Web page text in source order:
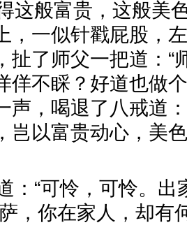
这般富贵，这般美
，一似针戳屁股，
扯了师父一把道：“
佯不睬？好道也做
声，喝退了八戒道
岂以富贵动心，美
：“可怜，可怜。出
，你在家人，却有